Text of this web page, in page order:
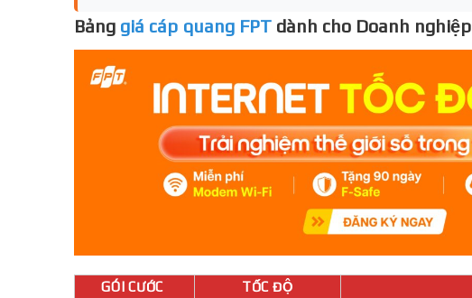
Bảng giá cáp quang FPT dành cho Doanh nghiệp
GÓI CƯỚC TỐC ĐỘ